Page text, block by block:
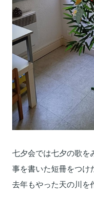
七夕会では七夕の歌を
事を書いた短冊をつけ
去年もやった天の川を